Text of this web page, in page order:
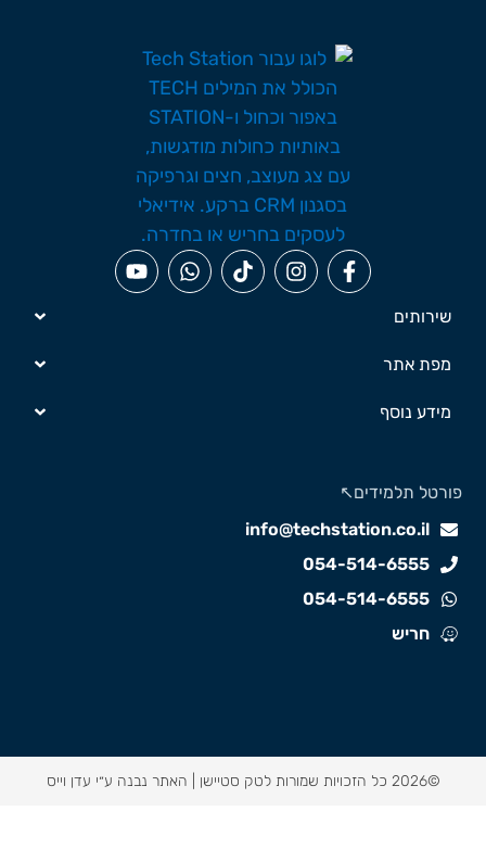
שירותים
מפת אתר
מידע נוסף
info@techstation.co.il
054-514-6555
054-514-6555
חריש
תלמידים↖️
האתר נבנה ע״י עדן וייס